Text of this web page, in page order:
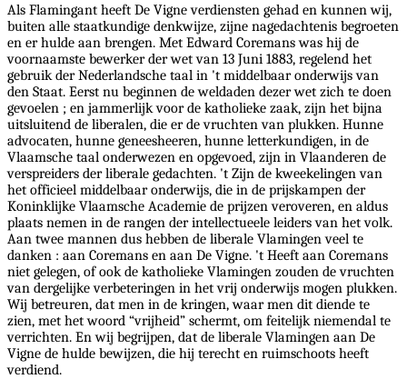
Als Flamingant heeft De Vigne verdiensten gehad en kunnen wij,
buiten alle staatkundige denkwijze, zijne nagedachtenis begroeten
en er hulde aan brengen. Met Edward Coremans was hij de
voornaamste bewerker der wet van 13 Juni 1883, regelend het
gebruik der Nederlandsche taal in 't middelbaar onderwijs van
den Staat. Eerst nu beginnen de weldaden dezer wet zich te doen
gevoelen ; en jammerlijk voor de katholieke zaak, zijn het bijna
uitsluitend de liberalen, die er de vruchten van plukken. Hunne
advocaten, hunne geneesheeren, hunne letterkundigen, in de
Vlaamsche taal onderwezen en opgevoed, zijn in Vlaanderen de
verspreiders der liberale gedachten. 't Zijn de kweekelingen van
het officieel middelbaar onderwijs, die in de prijskampen der
Koninklijke Vlaamsche Academie de prijzen veroveren, en aldus
plaats nemen in de rangen der intellectueele leiders van het volk.
Aan twee mannen dus hebben de liberale Vlamingen veel te
danken : aan Coremans en aan De Vigne. 't Heeft aan Coremans
niet gelegen, of ook de katholieke Vlamingen zouden de vruchten
van dergelijke verbeteringen in het vrij onderwijs mogen plukken.
Wij betreuren, dat men in de kringen, waar men dit diende te
zien, met het woord “vrijheid” schermt, om feitelijk niemendal te
verrichten. En wij begrijpen, dat de liberale Vlamingen aan De
Vigne de hulde bewijzen, die hij terecht en ruimschoots heeft
verdiend.